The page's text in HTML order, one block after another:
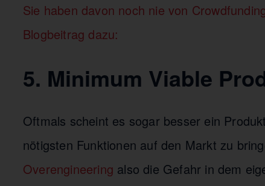
Sie haben davon noch nie von
Blogbeitrag dazu:
5. Minimum Viable
Oftmals scheint es sogar besser ein
nötigsten Funktionen auf den Markt zu
Overengineering also die Gefahr in dem